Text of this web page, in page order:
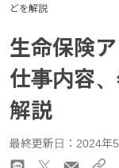
どを解説
生命保険
仕事内容
解説
最終更新日：2024年